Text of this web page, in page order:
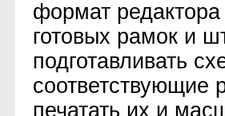
формат
готовых рамок и
подготавливать
печатать их и